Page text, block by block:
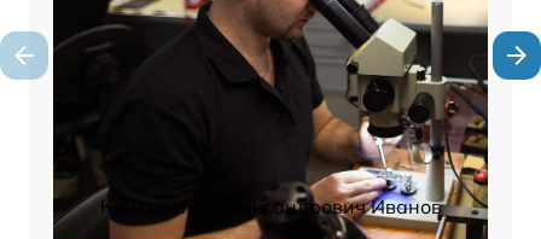
Константин Александрович Иванов